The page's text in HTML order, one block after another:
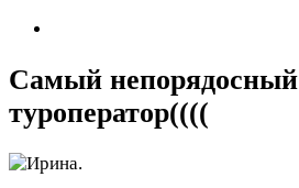
Самый непорядосный
туроператор((((